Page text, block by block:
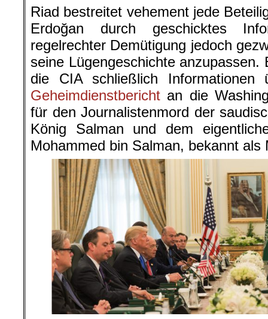
Riad bestreitet vehement jede
Erdoğan durch geschicktes
regelrechter Demütigung jedoch
seine Lügengeschichte
die CIA schließlich
Geheimdienstbericht an die
für den Journalistenmord der
König Salman und dem
Mohammed bin Salman, bekannt als